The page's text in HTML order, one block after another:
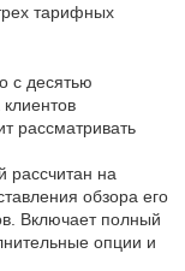
тарифных
с десятью
рассматривать
рассчитан на
обзора его
Включает полный
опции и